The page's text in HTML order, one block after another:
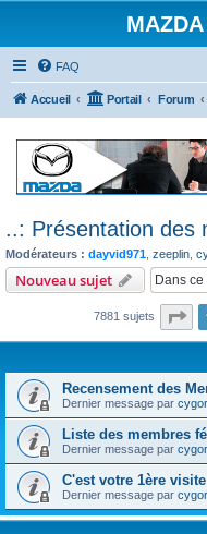
FAQ
Accueil Portail Forum
..: Présentation des
Modérateurs : dayvid971 zeeplin
Nouveau sujet
7881 sujets
Recensement des
Dernier message par
Liste des membres
Dernier message par
C'est votre 1ère
Dernier message par